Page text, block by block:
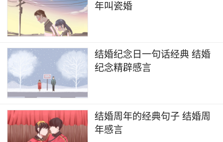
年叫瓷婚
结婚纪念日一句话经典 结婚
纪念精辟感言
结婚周年的经典句子 结婚周
年感言